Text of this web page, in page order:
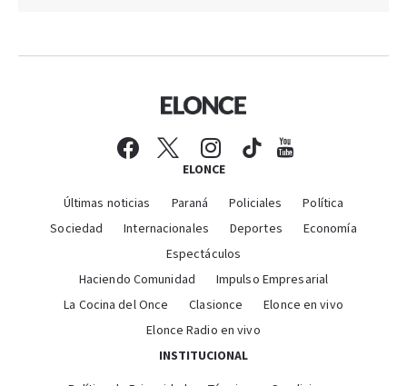
ELONCE
Últimas noticias Paraná Policiales
Política
Sociedad
Internacionales Deportes
Economía
Espectáculos
Haciendo Comunidad
Impulso Empresarial
La Cocina del Once
Clasionce
Elonce en vivo
Elonce Radio en vivo
INSTITUCIONAL